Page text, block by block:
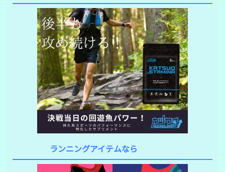
ランニングアイテムなら